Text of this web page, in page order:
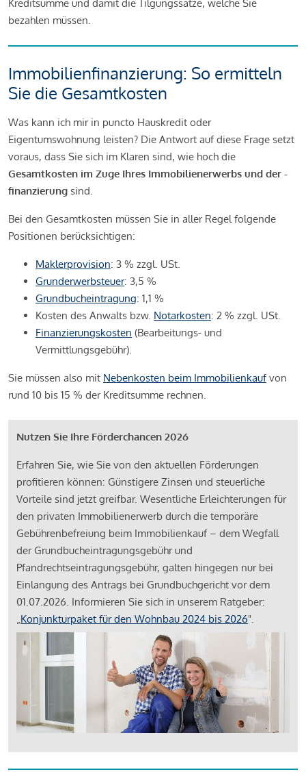
Kreditsumme und damit die Tilgungssätze, welche Sie
bezahlen müssen.
Immobilienfinanzierung: So ermitteln
Sie die Gesamtkosten
Was kann ich mir in puncto Hauskredit oder
Eigentumswohnung leisten? Die Antwort auf diese Frage setzt
voraus, dass Sie sich im Klaren sind, wie hoch die
Gesamtkosten im Zuge Ihres Immobilienerwerbs und der -
finanzierung sind.
Bei den Gesamtkosten müssen Sie in aller Regel folgende
Positionen berücksichtigen:
Maklerprovision: 3 % zzgl. USt.
Grunderwerbsteuer: 3,5 %
Grundbucheintragung: 1,1 %
Kosten des Anwalts bzw. Notarkosten: 2 % zzgl. USt.
Finanzierungskosten (Bearbeitungs- und
Vermittlungsgebühr).
Sie müssen also mit Nebenkosten beim Immobilienkaufvon
rund 10 bis 15 % der Kreditsumme rechnen.
Nutzen Sie Ihre Förderchancen 2026
Erfahren Sie, wie Sie von den aktuellen Förderungen
profitieren können: Günstigere Zinsen und steuerliche
Vorteile sind jetzt greifbar. Wesentliche Erleichterungen für
den privaten Immobilienerwerb durch die temporäre
Gebührenbefreiung beim Immobilienkauf – dem Wegfall
der Grundbucheintragungsgebühr und
Pfandrechtseintragungsgebühr, galten hingegen nur bei
Einlangung des Antrags bei Grundbuchgericht vor dem
01.07.2026. Informieren Sie sich in unserem Ratgeber:
„Konjunkturpaket für den Wohnbau 2024 bis 2026".